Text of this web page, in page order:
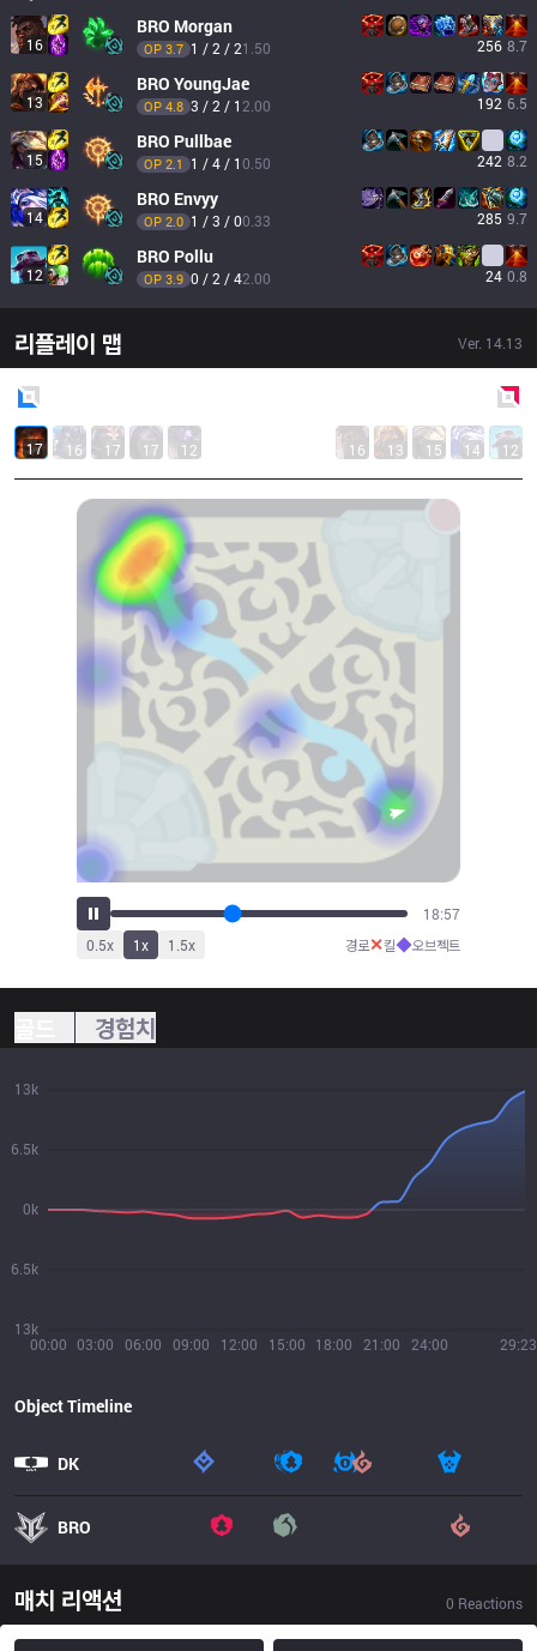
16
BRO Morgan
OP 3.7 1 / 2 / 21.50 256 8.7
13
BRO YoungJae
OP 4.8 3 / 2 / 1 2.00 192 6.5
15
BRO Pullbae
OP 2.1 1 / 4 / 10.50 242 8.2
14
BRO Envyy
OP 2.0 1 / 3 / 00.33 285 9.7
12
BRO Pollu
OP 3.9 0 / 2 / 42.00 24 0.8
리플레이 맵 Ver. 14.13
17 16 17 17 12 16 13 15 14 12
20:57
0.5x 1x 1.5x 경로✕킬◆오브젝트
경험치
00:00 03:00 06:00 09:00 12:00 15:00 18:00 21:00 24:00 29:23
13k
6.5k
0k
6.5k
13k
Object Timeline
DK
BRO
매치 리액션 0 Reactions